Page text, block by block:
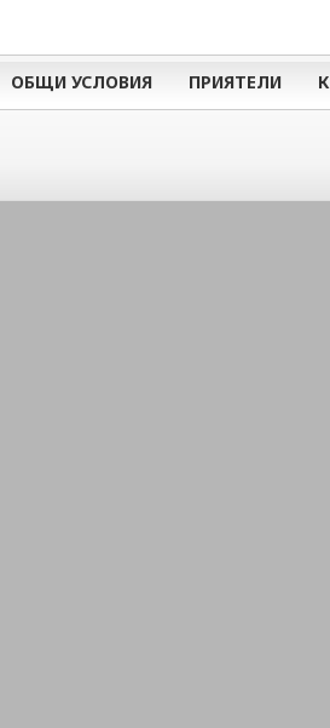
ОБЩИ УСЛОВИЯ ПРИЯТЕЛИ